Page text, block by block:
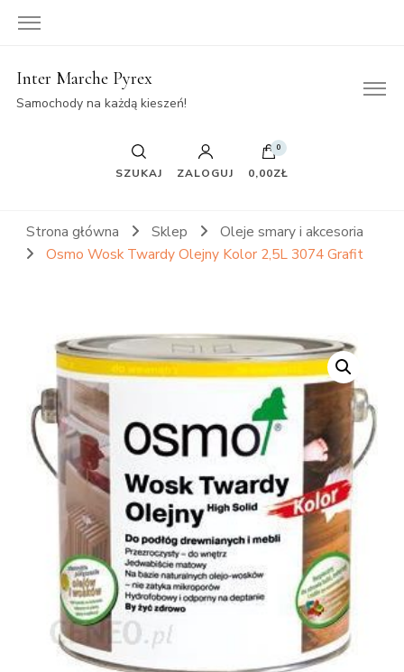
Inter Marche Pyrex
Samochody na każdą kieszeń!
SZUKAJ ZALOGUJ
0
0,00ZŁ
Strona główna Sklep
Oleje smary i akcesoria
Osmo Wosk Twardy Olejny Kolor 2,5L 3074 Grafit